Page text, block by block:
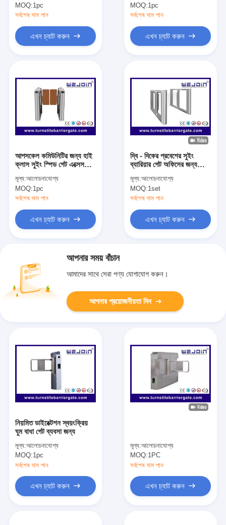
MOQ:1pc
সর্বশেষ দাম পান
এখন চ্যাট করুন
MOQ:1pc
সর্বশেষ দাম পান
এখন চ্যাট করুন
আপসকেল কমিউনিটির জন্য হাই
ক্লাস সুইং স্পিড গেট এক্সেস
মূল্য:আলোচনাযোগ্য
MOQ:1pc
সর্বশেষ দাম পান
এখন চ্যাট করুন
দ্বি - দিকের প্রবেশের সুইং
ব্যারিয়ার গেট অফিসের জন্য
মূল্য:আলোচনাযোগ্য
MOQ:1set
সর্বশেষ দাম পান
এখন চ্যাট করুন
আপনার সময় বাঁচান
আমাদের সাথে সেরা পণ্য যোগাযোগ করুন।
আপনার প্রয়োজনীয়তা দিন
নিয়মিত ডাইরেক্টশন স্বয়ংক্রিয়
ঘুম বাধা গেট ব্যবসা জন্য
মূল্য:আলোচনাযোগ্য
MOQ:1pc
সর্বশেষ দাম পান
এখন চ্যাট করুন
মূল্য:আলোচনাযোগ্য
MOQ:1PC
সর্বশেষ দাম পান
এখন চ্যাট করুন